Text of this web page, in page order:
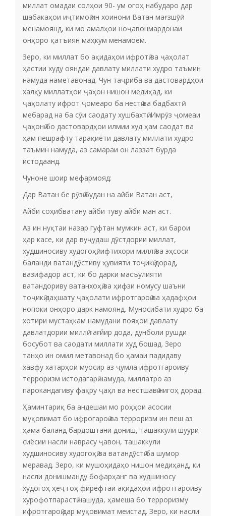
миллат омадаи солҳои 90- ум огоҳ набударо дар
шабакаҳои иҷтимоӣ ин хоинони Ватан мағзшӯӣ
менамоянд, ки мо амалҳои ноҷавонмардонаи
онҳоро қатъиян маҳкум менамоем.
Зеро, ки миллат бо ақидаҳои ифротӣ ва ҷаҳолат
ҳастии худу ояндаи давлату миллати худро таъмин
намуда наметавонад. Чун таҷриба ва дастовардҳои
халқу миллатҳои ҷаҳон нишон медиҳад, ки
ҷаҳолату ифрот ҷомеаро ба нестӣ ва бадбахтӣ
мебарад на ба сӯи саодату хушбахтӣ. Имрӯз ҷомеаи
ҷаҳонӣ бо дастовардҳои илмии худ ҳам саодат ва
ҳам пешрафту тарақиёти давлату миллати худро
таъмин намуда, аз самараи он лаззат бурда
истодаанд.
Чуноне шоир мефармояд:
Дар Ватан бе рӯзӣ будан на айби Ватан аст,
Айби соҳибватану айби туву айби ман аст.
Аз ин нуқтаи назар гуфтан мумкин аст, ки барои
ҳар касе, ки дар вуҷудаш дӯстдории миллат,
худшиносиву худогоҳӣ, ифтихори миллӣ ва эҳсоси
баланди ватандӯстиву ҳувияти тоҷикӣ дорад,
вазифадор аст, ки бо дарки масъулияти
ватандориву ватанхоҳӣ ва ҳифзи номусу шаъни
тоҷикӣ даҳшату ҷаҳолати ифротгароӣ ва ҳадафҳои
нопоки онҳоро дарк намоянд. Муносибати худро ба
хотири мустаҳкам намудани пояҳои давлату
давлатдории миллӣ тағйир дода, дунболи рушди
босубот ва саодати миллати худ бошад. Зеро
танҳо ин омил метавонад бо ҳамаи падидаву
хавфу хатарҳои муосир аз ҷумла ифротгароиву
терроризм истодагарӣ намуда, миллатро аз
парокандагиву фақру ҷаҳл ва нестшавӣ нигоҳ дорад.
Ҳаминтариқ ба андешаи мо роҳҳои асосии
муқовимат бо ифрогароӣ ва терроризм ин пеш аз
ҳама баланд бардоштани дониш, ташаккули шуури
сиёсии насли наврасу ҷавон, ташаккули
худшиносиву худогоҳӣ ва ватандӯстӣ ба шумор
меравад. Зеро, ки мушоҳидаҳо нишон медиҳанд, ки
насли донишманду бофарҳанг ва худшиносу
худогоҳ ҳеҷ гоҳ фирефтаи ақидаҳои ифротгароиву
хурофотпарастӣ нашуда, ҳамеша бо терроризму
ифротгароӣ дар муқовимат меистад. Зеро, ки насли